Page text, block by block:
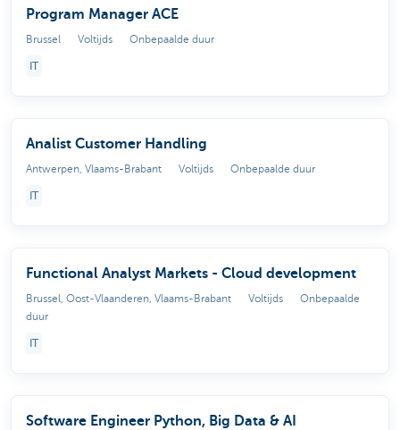
Program Manager ACE
Brussel Voltijds Onbepaalde duur
IT
Analist Customer Handling
Antwerpen, Vlaams-Brabant Voltijds Onbepaalde duur
IT
Functional Analyst Markets - Cloud development
Brussel, Oost-Vlaanderen, Vlaams-Brabant Voltijds
Onbepaalde
duur
IT
Software Engineer Python, Big Data & AI